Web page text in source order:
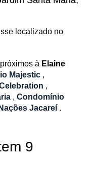
localizado no
à Elaine
Majestic ,
,
, Condomínio
Jacareí .
9